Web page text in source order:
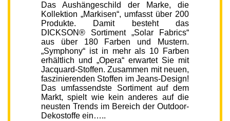
Das Aushängeschild der Marke, die
Kollektion „Markisen“, umfasst über 200
Produkte. Damit besteht das
DICKSON® Sortiment „Solar Fabrics“
aus über 180 Farben und Mustern.
„Symphony“ ist in mehr als 10 Farben
erhältlich und „Opera“ erwartet Sie mit
Jacquard-Stoffen. Zusammen mit neuen,
faszinierenden Stoffen im Jeans-Design!
Das umfassendste Sortiment auf dem
Markt, spielt wie kein anderes auf die
neusten Trends im Bereich der Outdoor-
Dekostoffe ein…..